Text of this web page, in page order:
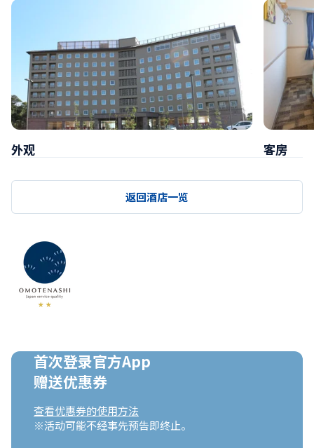
外观 客房
返回酒店一览
首次登录官方App
赠送优惠券
查看优惠券的使用方法
※活动可能不经事先预告即终止。